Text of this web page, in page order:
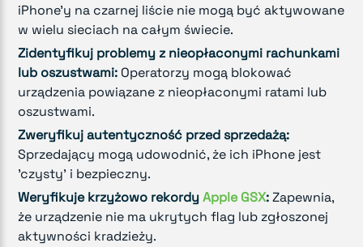
iPhone'y na czarnej liście nie mogą być aktywowane
w wielu sieciach na całym świecie.
Zidentyfikuj problemy z nieopłaconymi rachunkami
lub oszustwami: Operatorzy mogą blokować
urządzenia powiązane z nieopłaconymi ratami lub
oszustwami.
Zweryfikuj autentyczność przed sprzedażą:
Sprzedający mogą udowodnić, że ich iPhone jest
'czysty' i bezpieczny.
Weryfikuje krzyżowo rekordyApple GSX:Zapewnia,
że urządzenie nie ma ukrytych flag lub zgłoszonej
aktywności kradzieży.